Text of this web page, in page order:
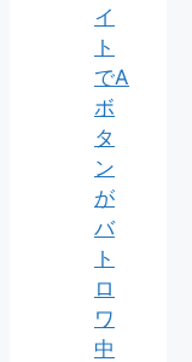
イ
ト
でA
ボ
タ
ン
が
バ
ト
ロ
ワ
中